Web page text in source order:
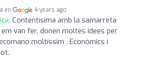
en 4 years ago
Contentísima amb la samarreta
van fer, donen moltes idees per
moltíssim . Econòmics i